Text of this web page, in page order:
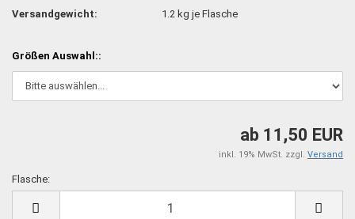
Versandgewicht:
1.2 kg je Flasche
Größen Auswahl::
ab 11,50 EUR
inkl. 19% MwSt. zzgl. Versand
Flasche: